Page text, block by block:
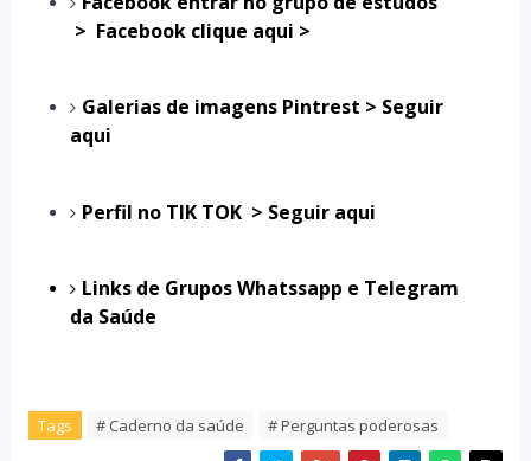
> Facebook clique aqui >
Galerias de imagens Pintrest > Seguir
aqui
Perfil no TIK TOK > Seguir aqui
Links de Grupos Whatssapp e Telegram
da Saúde
Tags # Caderno da saúde # Perguntas poderosas